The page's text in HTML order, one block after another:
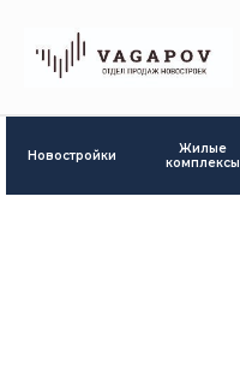
Новостройки
Жилые
комплексы